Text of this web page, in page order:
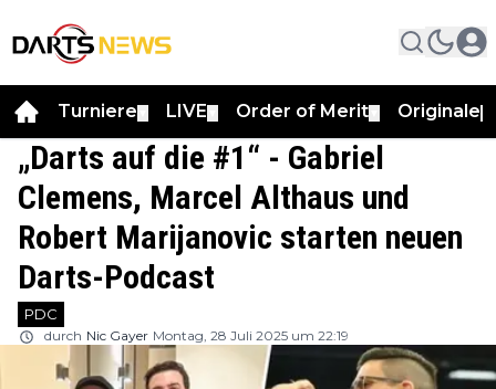
Turniere LIVE Order of Merit Originale
„Darts auf die #1“ - Gabriel
Clemens, Marcel Althaus und
Robert Marijanovic starten neuen
Darts-Podcast
PDC
durch Nic Gayer Montag, 28 Juli 2025 um 22:19